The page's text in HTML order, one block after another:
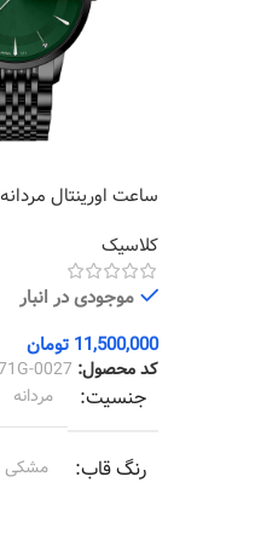
کلاسیک
موجودی در انبار
11,500,000 تومان
کد محصول: 0027
جنسیت مردانه
رنگ قاب مشکی